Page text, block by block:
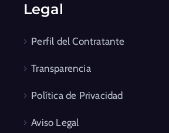
Legal
Perfil del Contratante
Transparencia
Política de Privacidad
Aviso Legal